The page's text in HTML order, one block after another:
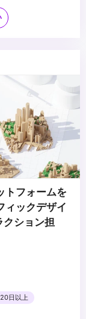
レクターなどの
トフォームを
ィックデザイ
ション担
日以上